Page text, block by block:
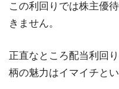
この利回りでは株主優
きません。
正直なところ配当利回
柄の魅力はイマイチと